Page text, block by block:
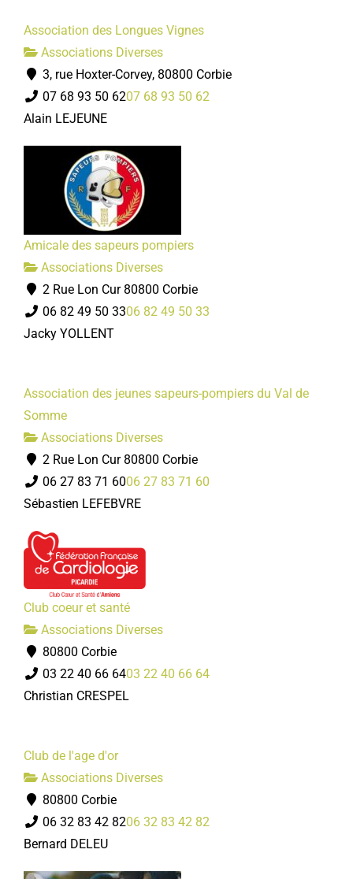
Association des Longues Vignes
Associations Diverses
3, rue Hoxter-Corvey, 80800 Corbie
07 68 93 50 6207 68 93 50 62
Alain LEJEUNE
Amicale des sapeurs pompiers
Associations Diverses
2 Rue Lon Cur 80800 Corbie
06 82 49 50 3306 82 49 50 33
Jacky YOLLENT
Association des jeunes sapeurs-pompiers du Val de
Somme
Associations Diverses
2 Rue Lon Cur 80800 Corbie
06 27 83 71 6006 27 83 71 60
Sébastien LEFEBVRE
Club coeur et santé
Associations Diverses
80800 Corbie
03 22 40 66 6403 22 40 66 64
Christian CRESPEL
Club de l'age d'or
Associations Diverses
80800 Corbie
06 32 83 42 8206 32 83 42 82
Bernard DELEU